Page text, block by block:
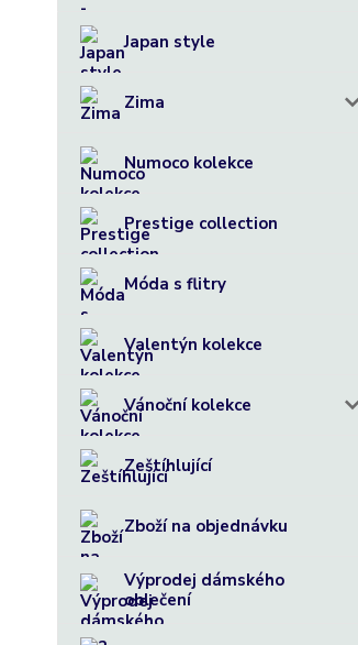
Japan style
Zima
Numoco kolekce
Prestige collection
Móda s flitry
Valentýn kolekce
Vánoční kolekce
Zeštíhlující
Zboží na objednávku
Výprodej dámského
oblečení